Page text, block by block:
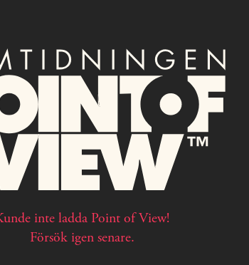
inte ladda Point of View!
Försök igen senare.